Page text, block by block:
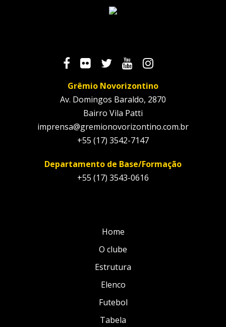
Grêmio Novorizontino
Av. Domingos Baraldo, 2870
Bairro Vila Patti
imprensa@gremionovorizontino.com.br
+55 (17) 3542-7147
Departamento de Base/Formação
+55 (17) 3543-0616
Home
O clube
Estrutura
Elenco
Futebol
Tabela